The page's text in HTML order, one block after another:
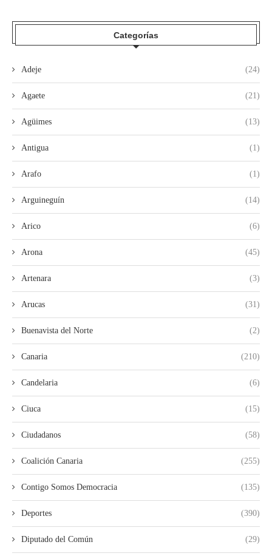
Categorías
Adeje (24)
Agaete (21)
Agüimes (13)
Antigua (1)
Arafo (1)
Arguineguín (14)
Arico (6)
Arona (45)
Artenara (3)
Arucas (31)
Buenavista del Norte (2)
Canaria (210)
Candelaria (6)
Ciuca (15)
Ciudadanos (58)
Coalición Canaria (255)
Contigo Somos Democracia (135)
Deportes (390)
Diputado del Común (29)